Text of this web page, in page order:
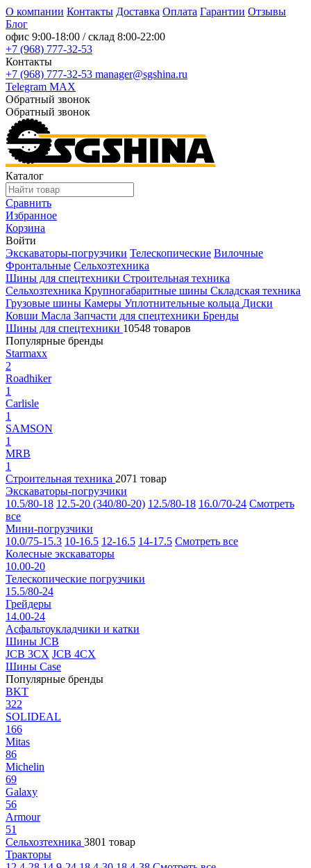
О компании Контакты Доставка Оплата Гарантии Отзывы
Блог
офис 9:00-18:00 / склад 8:00-22:00
+7 (968) 777-32-53
Контакты
+7 (968) 777-32-53 manager@sgshina.ru
Telegram MAX
Обратный звонок
Обратный звонок
Каталог
Сравнить
Избранное
Корзина
Войти
Экскаваторы-погрузчики Телескопические Вилочные
Фронтальные Сельхозтехника
Шины для спецтехники Строительная техника
Сельхозтехника Крупногабаритные шины Складская техника
Грузовые шины Камеры Уплотнительные кольца Диски
Ковши Масла Запчасти для спецтехники Бренды
Шины для спецтехники 10548 товаров
Популярные бренды
Starmaxx
2
Roadhiker
1
Carlisle
1
SAMSON
1
MRB
1
Строительная техника 2071 товар
Экскаваторы-погрузчики
10.5/80-18 12.5-20 (340/80-20) 12.5/80-18 16.0/70-24 Смотреть
все
Мини-погрузчики
10.0/75-15.3 10-16.5 12-16.5 14-17.5 Смотреть все
Колесные экскаваторы
10.00-20
Телескопические погрузчики
15.5/80-24
Грейдеры
14.00-24
Асфальтоукладчики и катки
Шины JCB
JCB 3CX JCB 4CX
Шины Case
Популярные бренды
BKT
322
SOLIDEAL
166
Mitas
86
Michelin
69
Galaxy
56
Armour
51
Сельхозтехника 3801 товар
Тракторы